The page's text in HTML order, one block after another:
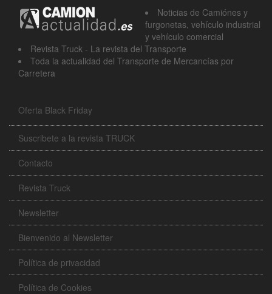
Noticias de Camiónes y
furgonetas, vehículo industrial
y vehículo comercial
Revista Truck - La revista del Transporte
Toda la actualidad del Transporte de Mercancías por
Carretera
Oferta Black Friday
Suscribete a la revista TRUCK
Contacto
Revista Truck
Newsletter
Bienvenido al Newsletter
Política de privacidad
Política de Cookies